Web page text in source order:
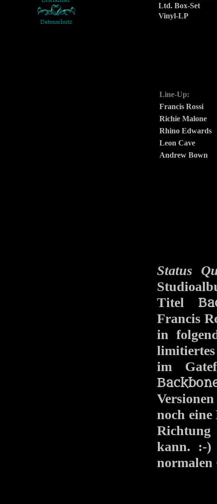
Ltd. Box-Set
Vinyl-LP
Line-Up:
Francis Rossi
Richie Malone
Rhino Edwards
Leon Cave
Andrew Bown
Status
Titel
Francis
in
im
noch
kann. :-)
normalen